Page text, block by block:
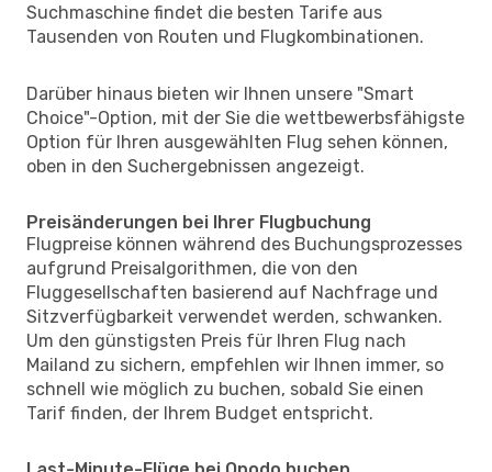
Suchmaschine findet die besten Tarife aus
Tausenden von Routen und Flugkombinationen.
Darüber hinaus bieten wir Ihnen unsere "Smart
Choice"-Option, mit der Sie die wettbewerbsfähigste
Option für Ihren ausgewählten Flug sehen können,
oben in den Suchergebnissen angezeigt.
Preisänderungen bei Ihrer Flugbuchung
Flugpreise können während des Buchungsprozesses
aufgrund Preisalgorithmen, die von den
Fluggesellschaften basierend auf Nachfrage und
Sitzverfügbarkeit verwendet werden, schwanken.
Um den günstigsten Preis für Ihren Flug nach
Mailand zu sichern, empfehlen wir Ihnen immer, so
schnell wie möglich zu buchen, sobald Sie einen
Tarif finden, der Ihrem Budget entspricht.